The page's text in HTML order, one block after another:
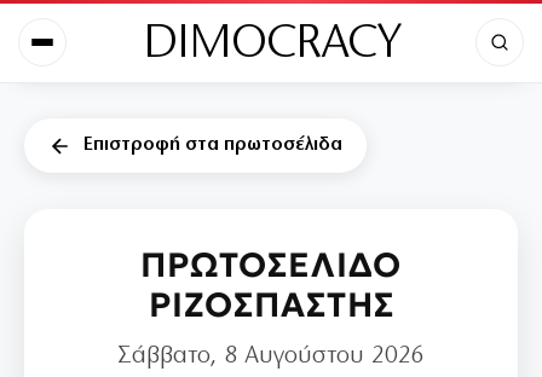
DIMOCRACY
Επιστροφή στα πρωτοσέλιδα
ΠΡΩΤΟΣΕΛΙΔΟ
ΡΙΖΟΣΠΑΣΤΗΣ
Σάββατο, 8 Αυγούστου 2026